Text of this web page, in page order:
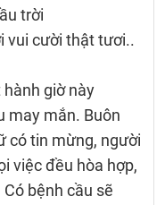
trời
vui cười thật tươi..
giờ này
may mắn. Buôn
có tin mừng, người
việc đều hòa hợp,
bệnh cầu sẽ